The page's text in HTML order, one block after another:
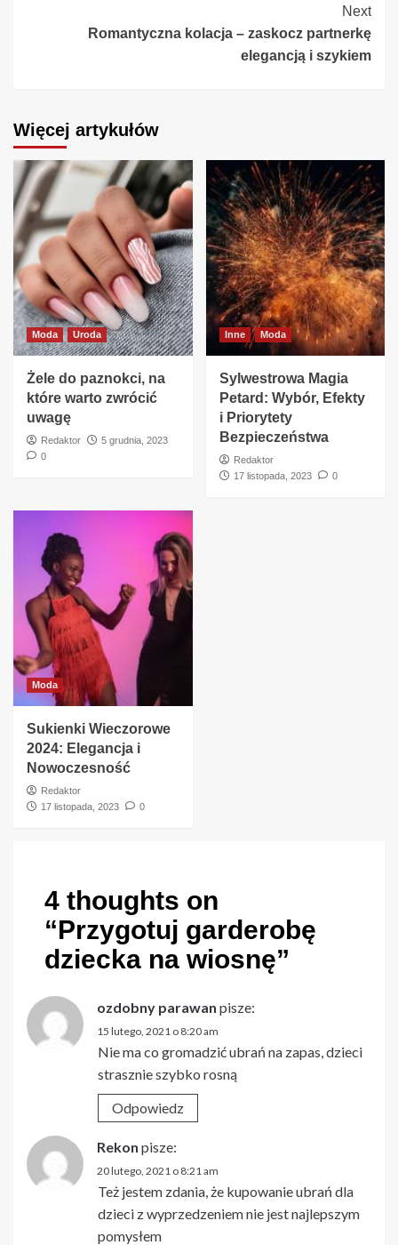
Next
Romantyczna kolacja – zaskocz partnerkę
elegancją i szykiem
Więcej artykułów
Moda Uroda
Żele do paznokci, na
które warto zwrócić
uwagę
Redaktor
5 grudnia, 2023
0
Inne Moda
Sylwestrowa Magia
Petard: Wybór, Efekty
i Priorytety
Bezpieczeństwa
Redaktor
17 listopada, 2023
0
Moda
Sukienki Wieczorowe
2024: Elegancja i
Nowoczesność
Redaktor
17 listopada, 2023
0
4 thoughts on
“Przygotuj garderobę
dziecka na wiosnę”
ozdobny parawan pisze:
15 lutego, 2021 o 8:20 am
Nie ma co gromadzić ubrań na zapas, dzieci
strasznie szybko rosną
Odpowiedz
Rekon pisze:
20 lutego, 2021 o 8:21 am
Też jestem zdania, że kupowanie ubrań dla
dzieci z wyprzedzeniem nie jest najlepszym
pomysłem